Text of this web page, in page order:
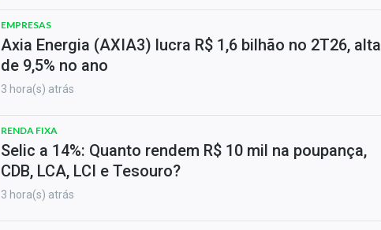
EMPRESAS
Axia Energia (AXIA3) lucra R$ 1,6 bilhão no 2T26, alta
de 9,5% no ano
3 hora(s) atrás
RENDA FIXA
Selic a 14%: Quanto rendem R$ 10 mil na poupança,
CDB, LCA, LCI e Tesouro?
3 hora(s) atrás